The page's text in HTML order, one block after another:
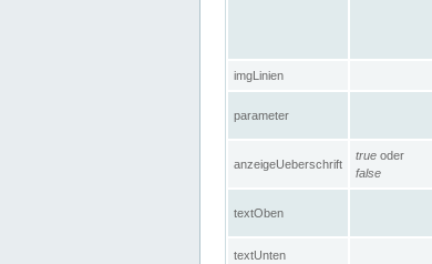
imgLinien
parameter
anzeigeUeberschrift
true oder
false
textOben
textUnten